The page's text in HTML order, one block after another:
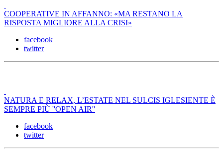
COOPERATIVE IN AFFANNO: «MA RESTANO LA
RISPOSTA MIGLIORE ALLA CRISI»
facebook
twitter
NATURA E RELAX, L’ESTATE NEL SULCIS IGLESIENTE È
SEMPRE PIÙ ''OPEN AIR''
facebook
twitter